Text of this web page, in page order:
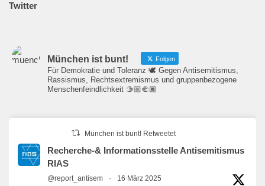
Twitter
München ist bunt! Folgen
Für Demokratie und Toleranz 🕊️ Gegen Antisemitismus,
Rassismus, Rechtsextremismus und gruppenbezogene
Menschenfeindlichkeit 🫱🏼‍🫲🏾
München ist bunt! Retweetet
Recherche-& Informationsstelle Antisemitismus
RIAS
@report_antisem · 16 März 2025